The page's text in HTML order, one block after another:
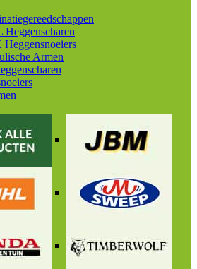
Heggenscharen
Armen